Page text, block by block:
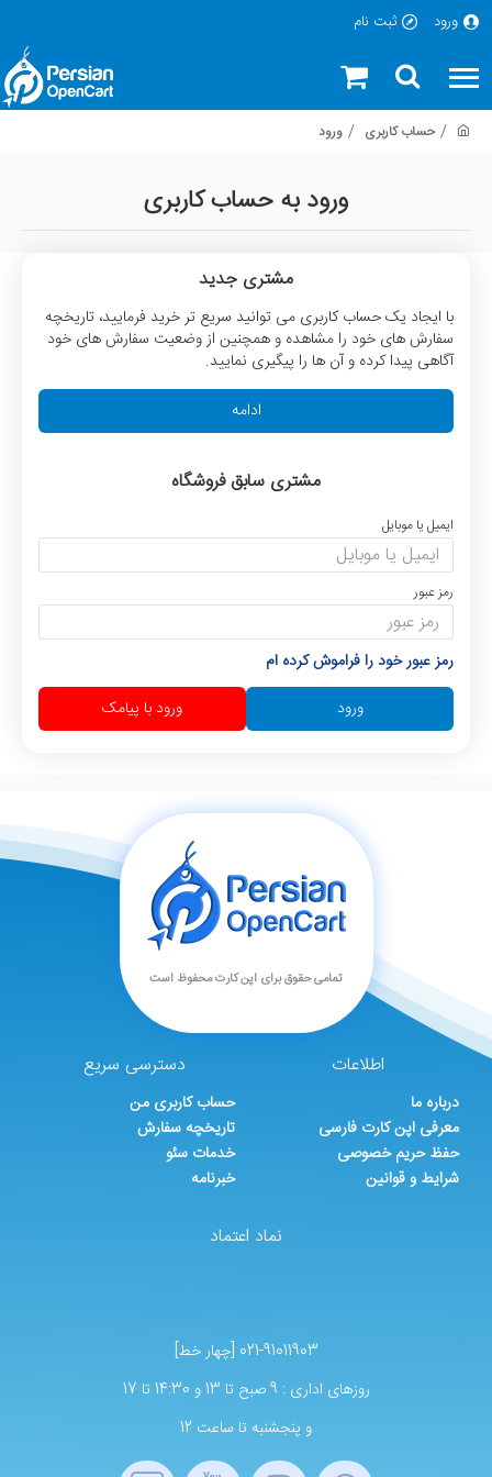
ورود ثبت نام
حساب کاربری ورود
ورود به حساب کاربری
مشتری جدید
با ايجاد يک حساب کاربری می توانید سريع تر خريد فرمایید، تاريخچه
سفارش های خود را مشاهده و همچنين از وضعيت سفارش های خود
آگاهی پيدا کرده و آن ها را پیگیری نمایید.
ادامه
مشتری سابق فروشگاه
ایمیل یا موبایل
رمز عبور
رمز عبور خود را فراموش کرده ام
ورود
ورود با پیامک
تمامی حقوق برای اپن کارت محفوظ است
اطلاعات
درباره ما
معرفی اپن کارت فارسی
حفظ حریم خصوصی
شرایط و قوانین
دسترسی سریع
حساب کاربری من
تاریخچه سفارش
خدمات سئو
خبرنامه
نماد اعتماد
021-91011903 [چهار خط]
روزهای اداری : 9 صبح تا 13 و 14:30 تا 17
و پنجشنبه تا ساعت 12